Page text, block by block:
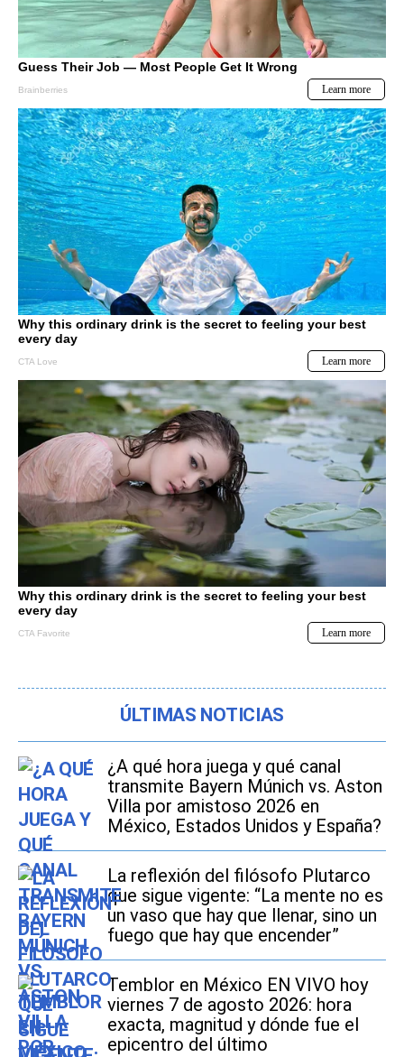
ÚLTIMAS NOTICIAS
¿A qué hora juega y qué canal
transmite Bayern Múnich vs. Aston
Villa por amistoso 2026 en
México, Estados Unidos y España?
La reflexión del filósofo Plutarco
que sigue vigente: “La mente no es
un vaso que hay que llenar, sino un
fuego que hay que encender”
Temblor en México EN VIVO hoy
viernes 7 de agosto 2026: hora
exacta, magnitud y dónde fue el
epicentro del último